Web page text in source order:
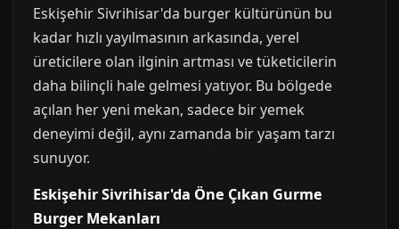
Eskişehir Sivrihisar'da burger kültürünün bu
kadar hızlı yayılmasının arkasında, yerel
üreticilere olan ilginin artması ve tüketicilerin
daha bilinçli hale gelmesi yatıyor. Bu bölgede
açılan her yeni mekan, sadece bir yemek
deneyimi değil, aynı zamanda bir yaşam tarzı
sunuyor.
Eskişehir Sivrihisar'da Öne Çıkan Gurme
Burger Mekanları